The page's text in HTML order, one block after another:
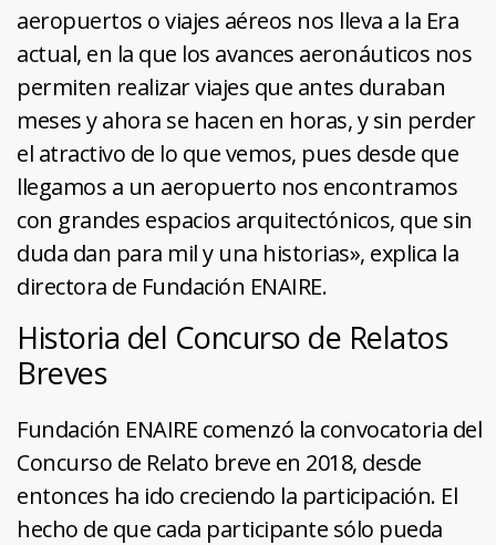
aeropuertos o viajes aéreos nos lleva a la Era
actual, en la que los avances aeronáuticos nos
permiten realizar viajes que antes duraban
meses y ahora se hacen en horas, y sin perder
el atractivo de lo que vemos, pues desde que
llegamos a un aeropuerto nos encontramos
con grandes espacios arquitectónicos, que sin
duda dan para mil y una historias», explica la
directora de Fundación ENAIRE.
Historia del Concurso de Relatos
Breves
Fundación ENAIRE comenzó la convocatoria del
Concurso de Relato breve en 2018, desde
entonces ha ido creciendo la participación. El
hecho de que cada participante sólo pueda